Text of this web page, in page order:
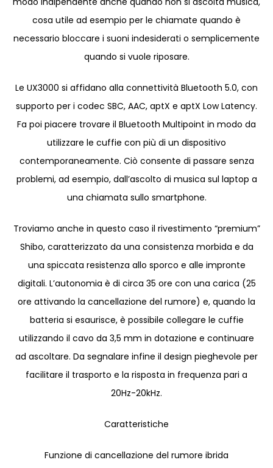
cosa utile ad esempio per le chiamate quando è
necessario bloccare i suoni indesiderati o semplicemente
quando si vuole riposare.
Le UX3000 si affidano alla connettività Bluetooth 5.0, con
supporto per i codec SBC, AAC, aptX e aptX Low Latency.
Fa poi piacere trovare il Bluetooth Multipoint in modo da
utilizzare le cuffie con più di un dispositivo
contemporaneamente. Ciò consente di passare senza
problemi, ad esempio, dall’ascolto di musica sul laptop a
una chiamata sullo smartphone.
Troviamo anche in questo caso il rivestimento “premium”
Shibo, caratterizzato da una consistenza morbida e da
una spiccata resistenza allo sporco e alle impronte
digitali. L’autonomia è di circa 35 ore con una carica (25
ore attivando la cancellazione del rumore) e, quando la
batteria si esaurisce, è possibile collegare le cuffie
utilizzando il cavo da 3,5 mm in dotazione e continuare
ad ascoltare. Da segnalare infine il design pieghevole per
facilitare il trasporto e la risposta in frequenza pari a
20Hz-20kHz.
Caratteristiche
Funzione di cancellazione del rumore ibrida